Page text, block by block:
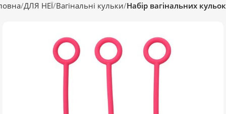
ДЛЯ НЕЇ Вагінальні кульки Набір вагінальних кульок